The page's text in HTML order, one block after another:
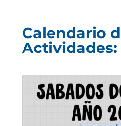
Calendario
Actividades: